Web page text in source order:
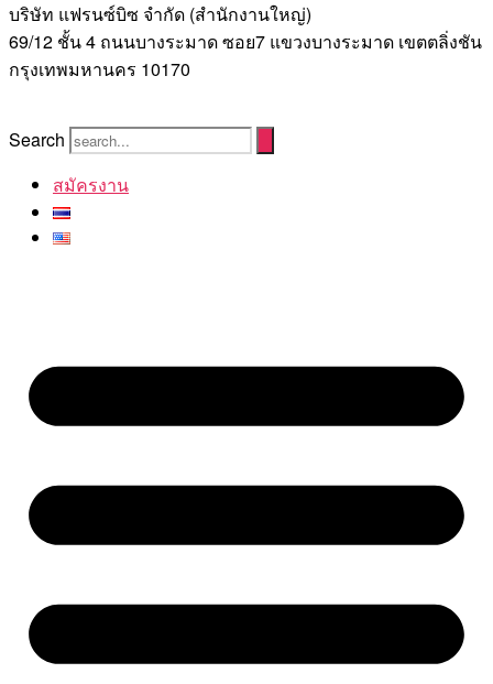
บริษัท แฟรนซ์บิซ จํากัด (สํานักงานใหญ่)
69/12 ชั้น 4 ถนนบางระมาด ซอย7 แขวงบางระมาด เขตตลิ่งชัน
กรุงเทพมหานคร 10170
Search
สมัครงาน